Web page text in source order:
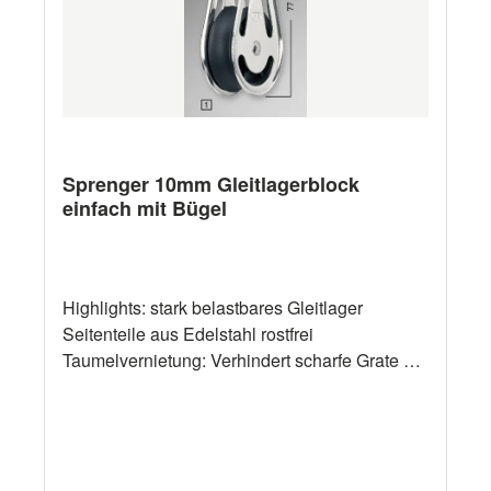
Sprenger 10mm Gleitlagerblock
einfach mit Bügel
Highlights: stark belastbares Gleitlager
Seitenteile aus Edelstahl rostfrei
Taumelvernietung: Verhindert scharfe Grate am